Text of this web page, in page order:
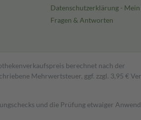
Datenschutzerklärung -
Fragen & Antworten
berechnet nach der
Mehrwertsteuer, ggf. zzgl. 3,95 €
und die Prüfung etwaiger